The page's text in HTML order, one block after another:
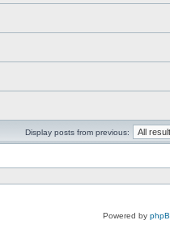
Display posts from previous:
Powered by